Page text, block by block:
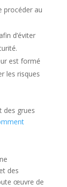
procéder au
d’éviter
est formé
les risques
des grues
des
œuvre de